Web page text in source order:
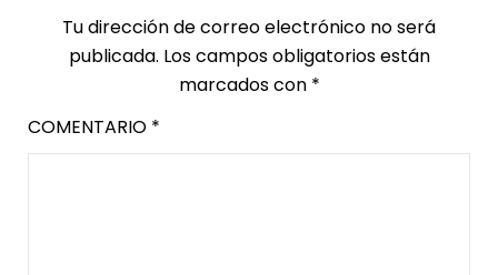
Tu dirección de correo electrónico no será
publicada. Los campos obligatorios están
marcados con *
COMENTARIO *